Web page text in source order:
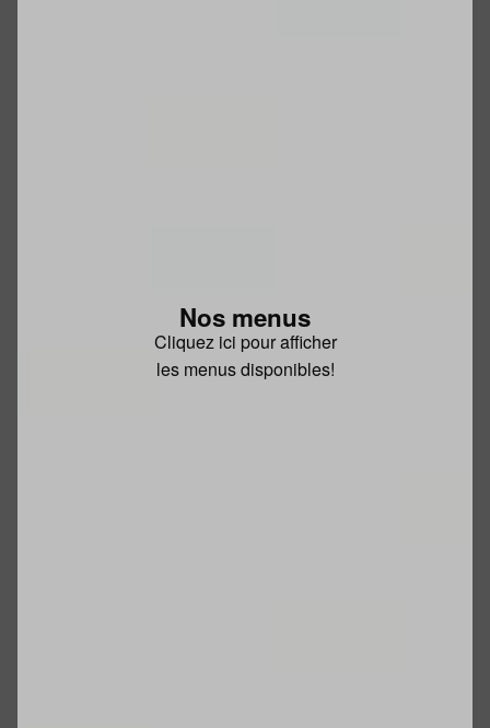
Nos menus
Cliquez ici pour afficher
les menus disponibles!